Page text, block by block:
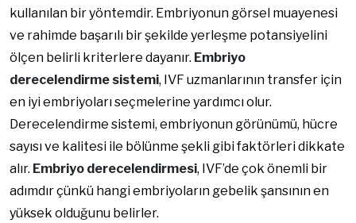
kullanılan bir yöntemdir. Embriyonun görsel muayenesi
ve rahimde başarılı bir şekilde yerleşme potansiyelini
ölçen belirli kriterlere dayanır. Embriyo
derecelendirme sistemi, IVF uzmanlarının transfer için
en iyi embriyoları seçmelerine yardımcı olur.
Derecelendirme sistemi, embriyonun görünümü, hücre
sayısı ve kalitesi ile bölünme şekli gibi faktörleri dikkate
alır. Embriyo derecelendirmesi, IVF’de çok önemli bir
adımdır çünkü hangi embriyoların gebelik şansının en
yüksek olduğunu belirler.